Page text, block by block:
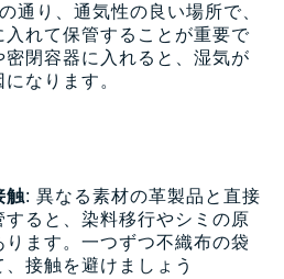
通り、通気性の良い場所で、
入れて保管することが重要で
閉容器に入れると、湿気が
なります。
触: 異なる素材の革製品と直接
ると、染料移行やシミの原
ります。一つずつ不織布の袋
接触を避けましょう